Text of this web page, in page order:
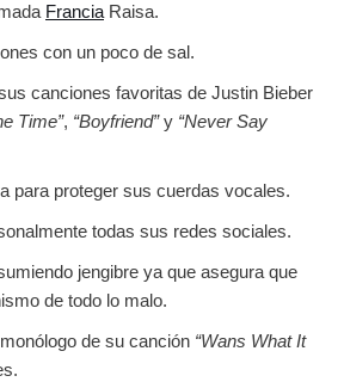
Francia Raisa.
con un poco de sal.
canciones favoritas de Justin Bieber
Time”, “Boyfriend”y “Never Say
para proteger sus cuerdas vocales.
todas sus redes sociales.
jengibre ya que asegura que
de todo lo malo.
de su canción “Wans What It